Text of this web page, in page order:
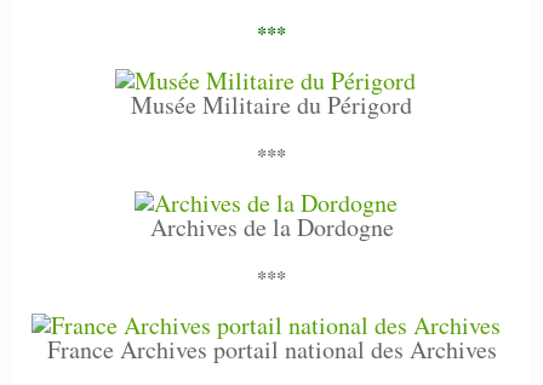
***
Musée Militaire du Périgord
***
Archives de la Dordogne
***
France Archives portail national des Archives